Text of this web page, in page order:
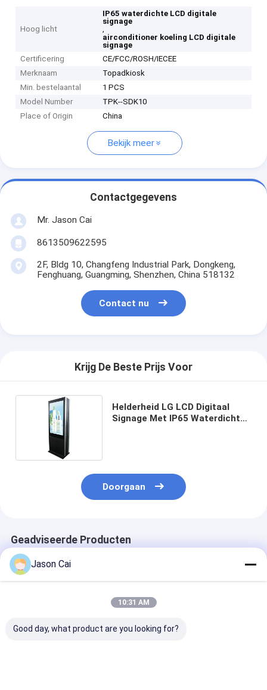
Hoog licht
IP65 waterdichte LCD digitale
signage
,
airconditioner koeling LCD digitale
signage
Certificering
CE/FCC/ROSH/IECEE
Merknaam
Topadkiosk
Min. bestelaantal
1 PCS
Model Number
TPK--SDK10
Place of Origin
China
Bekijk meer
Contactgegevens
Mr. Jason Cai
8613509622595
2F, Bldg 10, Changfeng Industrial Park, Dongkeng,
Fenghuang, Guangming, Shenzhen, China 518132
Contact nu
Krijg De Beste Prijs Voor
Helderheid LG LCD Digitaal
Signage Met IP65 Waterdicht
Doorgaan
Geadviseerde Producten
Jason Cai
10:31 AM
Good day, what product are you looking for?